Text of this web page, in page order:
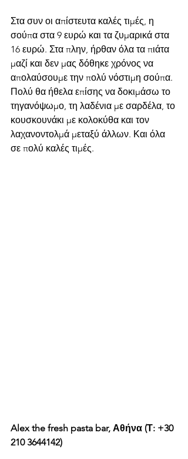
Στα συν οι απίστευτα καλές τιμές, η
σούπα στα 9 ευρώ και τα ζυμαρικά στα
16 ευρώ. Στα πλην, ήρθαν όλα τα πιάτα
μαζί και δεν μας δόθηκε χρόνος να
απολαύσουμε την πολύ νόστιμη σούπα.
Πολύ θα ήθελα επίσης να δοκιμάσω το
τηγανόψωμο, τη λαδένια με σαρδέλα, το
κουσκουνάκι με κολοκύθα και τον
λαχανοντολμά μεταξύ άλλων. Και όλα
σε πολύ καλές τιμές.
Alex the fresh pasta bar, Αθήνα (Τ: +30
210 3644142)